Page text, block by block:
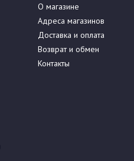
О магазине
Адреса магазинов
Доставка и оплата
Возврат и обмен
Контакты